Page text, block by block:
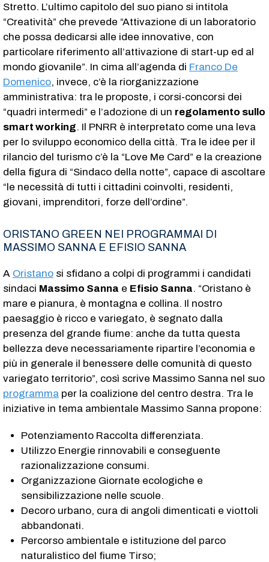
Stretto. L’ultimo capitolo del suo piano si intitola
“Creatività” che prevede “Attivazione di un laboratorio
che possa dedicarsi alle idee innovative, con
particolare riferimento all’attivazione di start-up ed al
mondo giovanile”. In cima all’agenda di Franco De
Domenico, invece, c’è la riorganizzazione
amministrativa: tra le proposte, i corsi-concorsi dei
“quadri intermedi” e l’adozione di un regolamento sullo
smart working. Il PNRR è interpretato come una leva
per lo sviluppo economico della città. Tra le idee per il
rilancio del turismo c’è la “Love Me Card” e la creazione
della figura di “Sindaco della notte”, capace di ascoltare
“le necessità di tutti i cittadini coinvolti, residenti,
giovani, imprenditori, forze dell’ordine”.
ORISTANO GREEN NEI PROGRAMMAI DI
MASSIMO SANNA E EFISIO SANNA
A Oristano si sfidano a colpi di programmi i candidati
sindaci Massimo Sanna e Efisio Sanna. “Oristano è
mare e pianura, è montagna e collina. Il nostro
paesaggio è ricco e variegato, è segnato dalla
presenza del grande fiume: anche da tutta questa
bellezza deve necessariamente ripartire l’economia e
più in generale il benessere delle comunità di questo
variegato territorio”, così scrive Massimo Sanna nel suo
programma per la coalizione del centro destra. Tra le
iniziative in tema ambientale Massimo Sanna propone:
Potenziamento Raccolta differenziata.
Utilizzo Energie rinnovabili e conseguente
razionalizzazione consumi.
Organizzazione Giornate ecologiche e
sensibilizzazione nelle scuole.
Decoro urbano, cura di angoli dimenticati e viottoli
abbandonati.
Percorso ambientale e istituzione del parco
naturalistico del fiume Tirso;